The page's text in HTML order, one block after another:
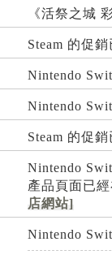
《活祭之城
Steam 的促銷
Nintendo
Nintendo
Steam 的促銷
Nintendo
產品頁面已
店網站]
Nintendo